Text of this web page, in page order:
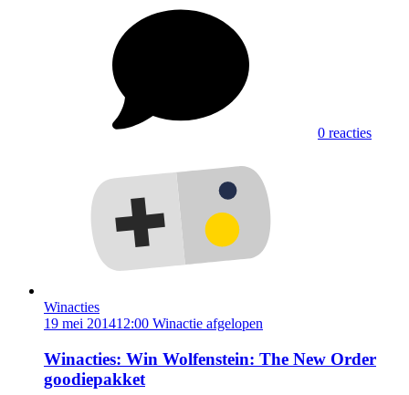
0 reacties
Winacties
19 mei 201412:00 Winactie afgelopen
Winacties: Win Wolfenstein: The New Order
goodiepakket